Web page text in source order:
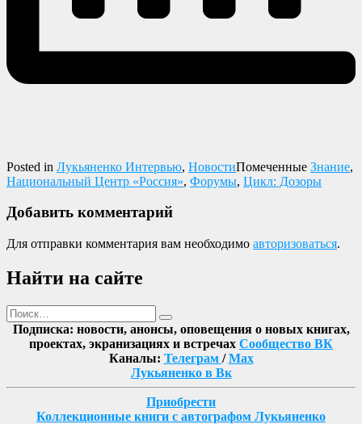
Posted in Лукьяненко Интервью, НовостиПомеченные Знание,
Национальный Центр «Россия», Форумы, Цикл: Дозоры
Добавить комментарий
Для отправки комментария вам необходимо авторизоваться.
Найти на сайте
Поиск
Найти
Подписка: новости, анонсы, оповещения о новых книгах,
проектах, экранизациях и встречах Сообщество ВК
Каналы: Телеграм /Max
Лукьяненко в Вк
Приобрести
Коллекционные книги с автографом Лукьяненко